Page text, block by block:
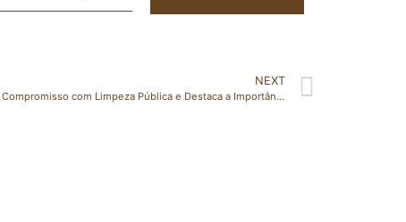
NEXT
Prefeitura Municipal de Pancas Reafirma Compromisso com Limpeza Pública e Destaca a Importância da Colaboração dos Moradores.